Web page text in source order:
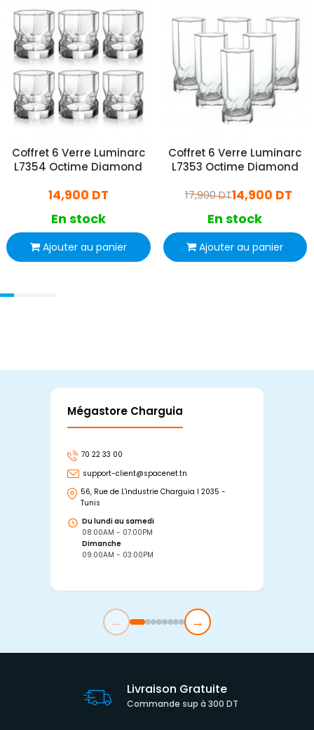
Coffret 6 Verre Luminarc
L7354 Octime Diamond
14,900 DT
En stock
Ajouter au panier
Coffret 6 Verre Luminarc
L7353 Octime Diamond
14,900 DT
17,900 DT
En stock
Ajouter au panier
Mégastore Charguia
70 22 33 00
support-client@spacenet.tn
56, Rue de L'industrie Charguia I 2035 -
Tunis
Du lundi au samedi
08:00AM - 07:00PM
Dimanche
09:00AM - 03:00PM
← →
Livraison Gratuite
Commande sup à 300 DT